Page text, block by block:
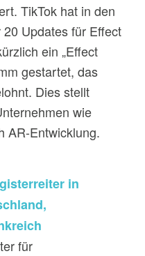
TikTok hat in den
Updates für Effect
ein „Effect
gestartet, das
Dies stellt
wie
AR-Entwicklung.
in
für